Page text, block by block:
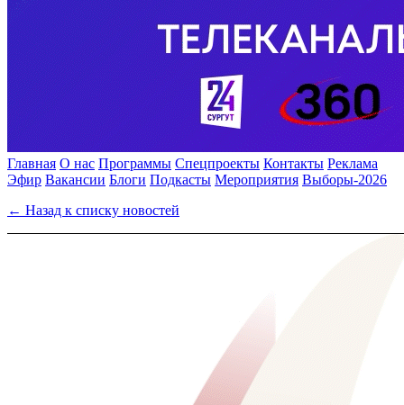
Главная О нас Программы Спецпроекты Контакты Реклама
Эфир Вакансии Блоги Подкасты Мероприятия Выборы-2026
← Назад к списку новостей